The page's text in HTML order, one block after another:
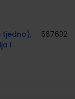
tjedno),
i
567632